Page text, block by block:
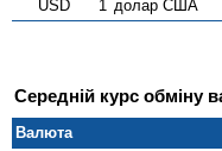
USD
1 долар США
Середній курс обміну
Валюта